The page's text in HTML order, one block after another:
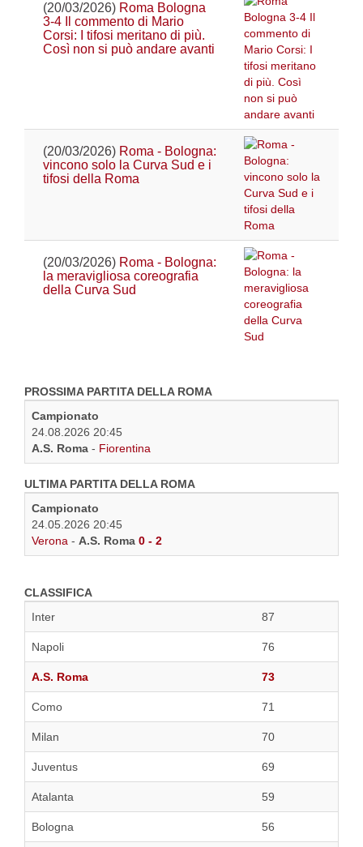
(20/03/2026) Roma Bologna
3-4 Il commento di Mario
Corsi: I tifosi meritano di più.
Così non si può andare avanti
(20/03/2026) Roma - Bologna:
vincono solo la Curva Sud e i
tifosi della Roma
(20/03/2026) Roma - Bologna:
la meravigliosa coreografia
della Curva Sud
PROSSIMA PARTITA DELLA ROMA
Campionato
24.08.2026 20:45
A.S. Roma - Fiorentina
ULTIMA PARTITA DELLA ROMA
Campionato
24.05.2026 20:45
Verona - A.S. Roma 0 - 2
CLASSIFICA
Inter
87
Napoli 76
A.S. Roma 73
Como 71
Milan 70
Juventus 69
Atalanta 59
Bologna 56